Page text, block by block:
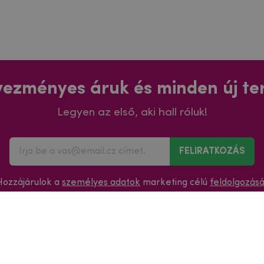
áruk és minden új
Legyen az első, aki hall róluk!
FELIRATKOZÁS
a személyes adatok marketing célú